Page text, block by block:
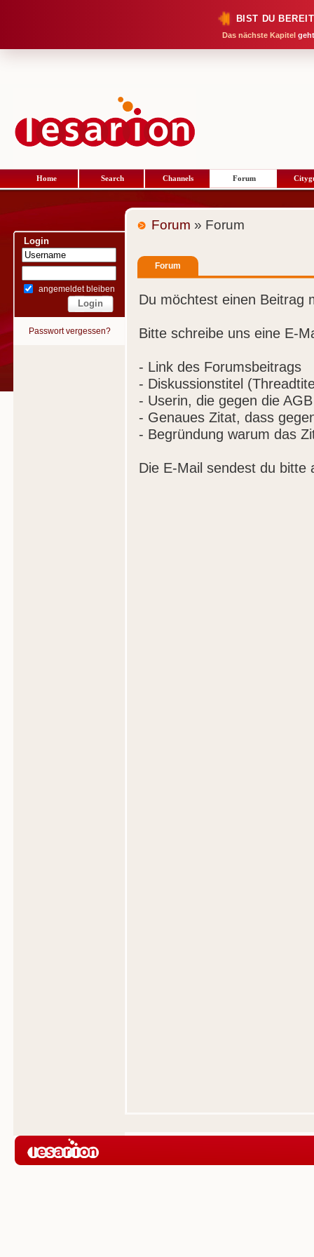
BIST DU
Das nächste Kapitel
Home Search Channels Forum
Login
angemeldet bleiben
Passwort vergessen?
Forum » Forum
Forum
Du möchtest einen Beitrag
Bitte schreibe uns eine E-
- Link des Forumsbeitrags
- Diskussionstitel
- Userin, die gegen die
- Genaues Zitat, dass
- Begründung warum das
Die E-Mail sendest du bitte